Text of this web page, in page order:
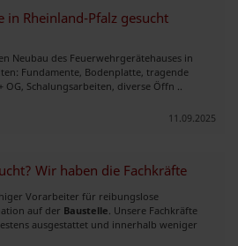
in Rheinland-Pfalz gesucht
Neubau des Feuerwehrgerätehauses in
Fundamente, Bodenplatte, tragende
OG, Schalungsarbeiten, diverse Öffn ..
11.09.2025
Wir haben die Fachkräfte
Vorarbeiter für reibungslose
auf der Baustelle. Unsere Fachkräfte
ausgestattet und innerhalb weniger